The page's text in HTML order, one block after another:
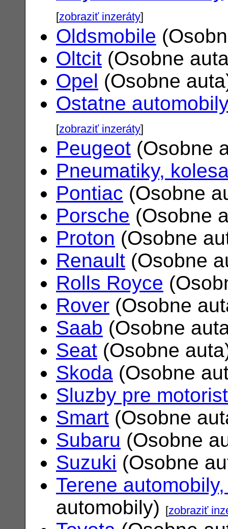
[zobraziť inzeráty]
Oldsmobile
Oltcit (Osobne
Opel (Osobne
Ostatne
[zobraziť inzeráty]
Peugeot (Osobne
Pneumatiky,
Pontiac (Osobne
Porsche (Osobne
Proton (Osobne
Renault (Osobne
Rolls Royce
Rover (Osobne
Saab (Osobne
Seat (Osobne
Skoda (Osobne
Sluzby pre
Smart (Osobne
Subaru (Osobne
Suzuki (Osobne
Terene
automobily)
[zobraziť